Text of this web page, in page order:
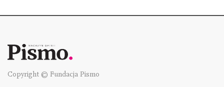
Copyright © Fundacja Pismo